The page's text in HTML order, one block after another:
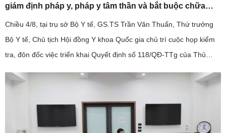
giám định pháp y, pháp y tâm thần và bắt buộc chữa
Chiều 4/8, tại trụ sở Bộ Y tế, GS.TS Trần Văn Thuấn, Thứ trưởng
Bộ Y tế, Chủ tịch Hội đồng Y khoa Quốc gia chủ trì cuộc họp kiểm
tra, đôn đốc việc triển khai Quyết định số 118/QĐ-TTg của Thủ